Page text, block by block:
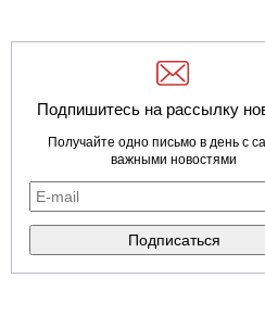
Подпишитесь на рассылку
Получайте одно письмо в день с
важными новостями